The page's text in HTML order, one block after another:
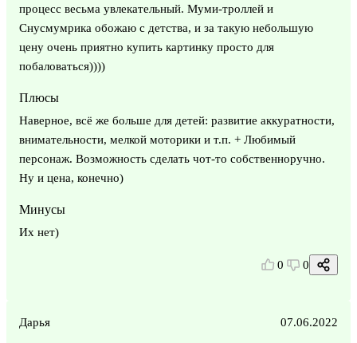
процесс весьма увлекательный. Муми-троллей и
Снусмумрика обожаю с детства, и за такую небольшую
цену очень приятно купить картинку просто для
побаловаться))))
Плюсы
Наверное, всё же больше для детей: развитие аккуратности,
внимательности, мелкой моторики и т.п. + Любимый
персонаж. Возможность сделать чот-то собственноручно.
Ну и цена, конечно)
Минусы
Их нет)
0 0
Дарья 07.06.2022